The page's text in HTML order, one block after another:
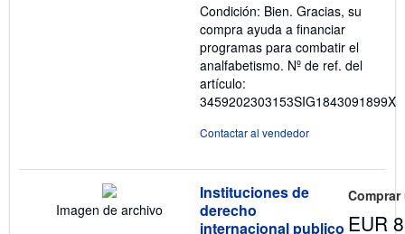
5
estrellas
Condición: Bien. Gracias, su
compra ayuda a financiar
programas para combatir el
analfabetismo. Nº de ref. del
artículo:
3459202303153SIG1843091899X
Contactar al vendedor
Imagen de archivo
Instituciones de
derecho
internacional publico EUR